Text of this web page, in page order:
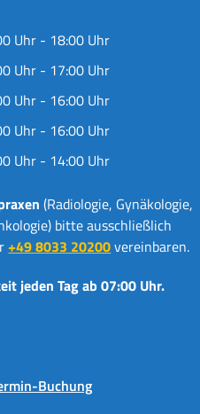
Uhr - 18:00 Uhr
Uhr - 17:00 Uhr
Uhr - 16:00 Uhr
Uhr - 16:00 Uhr
Uhr - 14:00 Uhr
(Radiologie, Gynäkologie,
bitte ausschließlich
+49 8033 20200vereinbaren.
jeden Tag ab 07:00 Uhr.
Buchung